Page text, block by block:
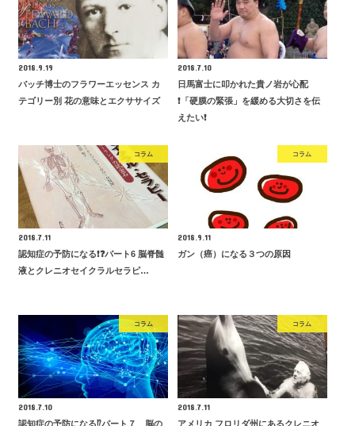
2018.9.19
バッチ博士のフラワーエッセンス カ
テゴリー別 花の意味とエクササイズ
2018.7.10
日馬富士に叩かれた貴ノ岩が心配
❗️「硬膜の緊張」を緩める大切さを伝
えたい❗️
コラム
2018.7.11
認知症の予防になる❗️❓パート6 脳脊髄
液とクレニオセイクラルセラピ…
コラム
2018.9.11
ガン（癌）になる３つの原因
コラム
2018.7.10
認知症の予防になる⁉️パート７ 脳の
コラム
2018.7.11
アメリカ フロリダ州にあるクレニオ